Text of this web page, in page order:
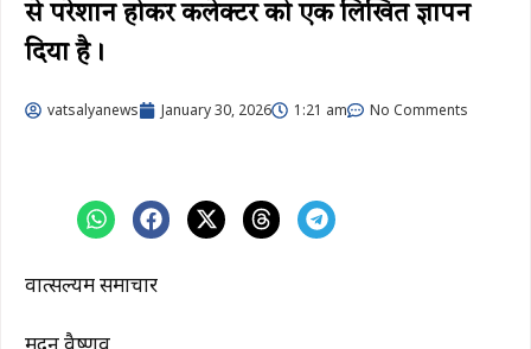
से परेशान होकर कलेक्टर को एक लिखित ज्ञापन
दिया है।
vatsalyanews January 30, 2026 1:21 am No Comments
वात्सल्यम समाचार